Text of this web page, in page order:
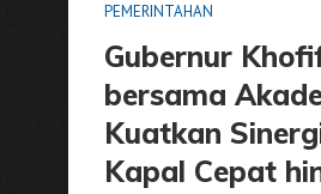
PEMERINTAHAN
Gubernur
bersama
Kuatkan
Kapal Cepat